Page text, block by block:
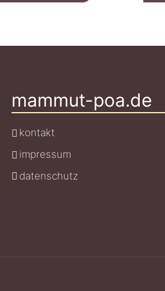
mammut-poa.de
kontakt
impressum
datenschutz